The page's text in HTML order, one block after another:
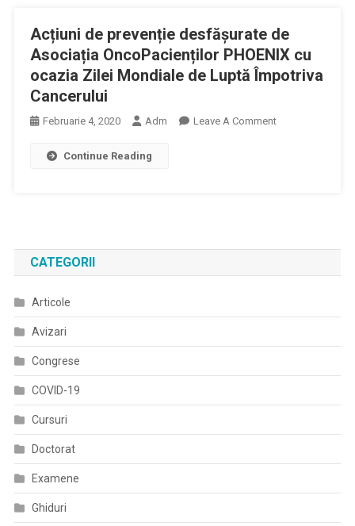
Acțiuni de prevenție desfășurate de
Asociația OncoPacienților PHOENIX cu
ocazia Zilei Mondiale de Luptă Împotriva
Cancerului
Februarie 4, 2020 Adm Leave A CommentOn
OncoPacienților
Zilei
Luptă
Continue Reading
CATEGORII
Articole
Avizari
Congrese
COVID-19
Cursuri
Doctorat
Examene
Ghiduri